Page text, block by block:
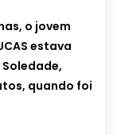
o jovem
estava
quando foi